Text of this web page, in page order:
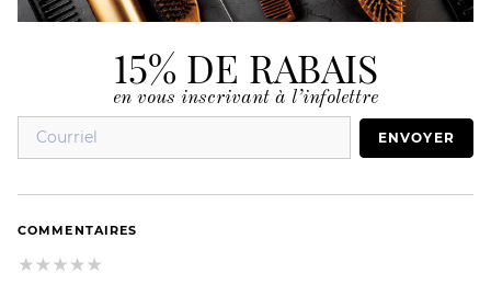
15% DE RABAIS
en vous inscrivant à l’infolettre
ENVOYER
COMMENTAIRES